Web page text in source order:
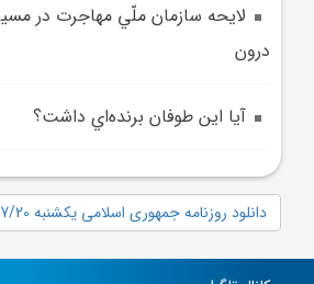
لايحه سازمان ملّي مهاجرت در مسير
درون
آيا اين طوفان برنده‌اي داشت؟
دانلود روزنامه جمهوری اسلامی یکشنبه 1404/07/20 شماره 13203